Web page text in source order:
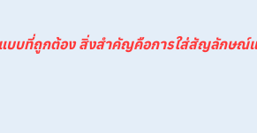
บบที่ถูกต้อง สิ่งสำคัญคือการใส่สัญลักษณ์แ